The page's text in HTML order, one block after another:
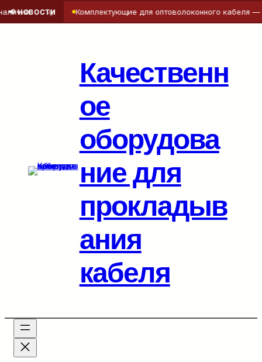
Качественн
ое
оборудова
ние для
прокладыв
ания
кабеля
📢 НОВОСТИ
◆ Комплектующие для оптоволоконного кабеля —